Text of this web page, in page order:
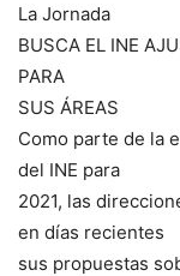
La Jornada
BUSCA EL INE
PARA
SUS ÁREAS
Como parte de la
del INE para
2021, las
en días recientes
sus propuestas